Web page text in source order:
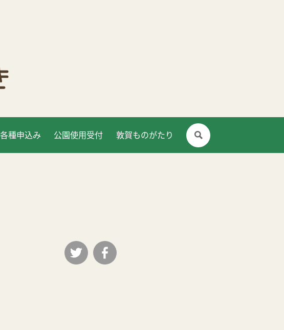
種申込み 公園使用受付 敦賀ものがたり